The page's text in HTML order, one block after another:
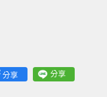
分享 分享